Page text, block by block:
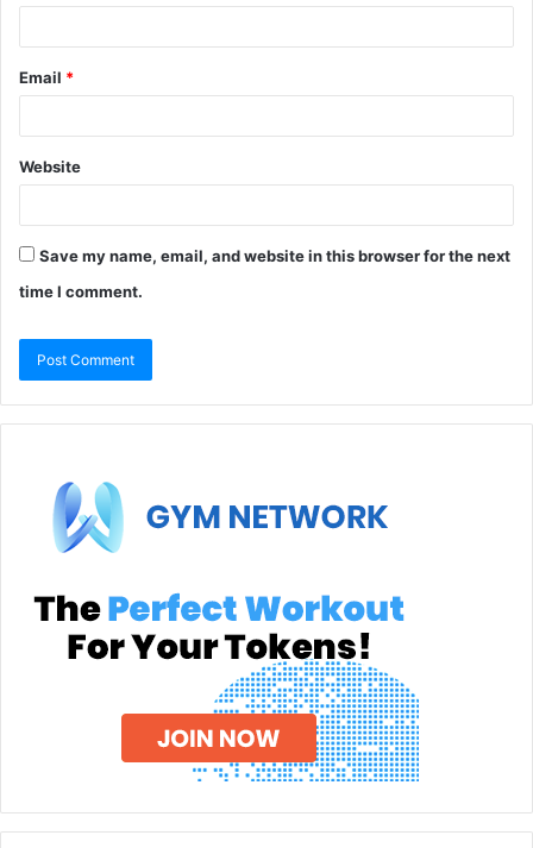
Email *
Website
Save my name, email, and website in this browser for the next
time I comment.